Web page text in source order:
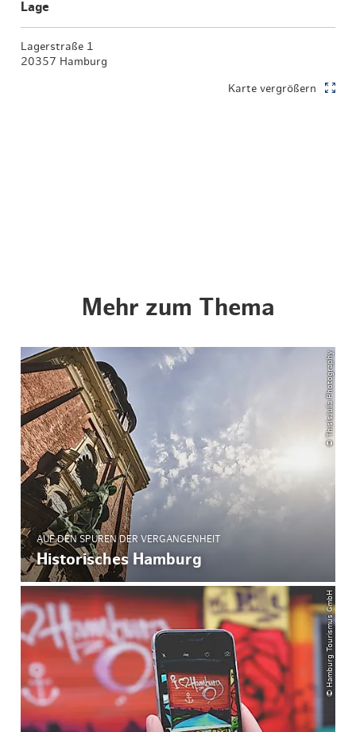
Lage
Lagerstraße 1
20357 Hamburg
Karte vergrößern
Mehr zum Thema
© ThisIsJulia Photography
AUF DEN SPUREN DER VERGANGENHEIT
Historisches Hamburg
© Hamburg Tourismus GmbH